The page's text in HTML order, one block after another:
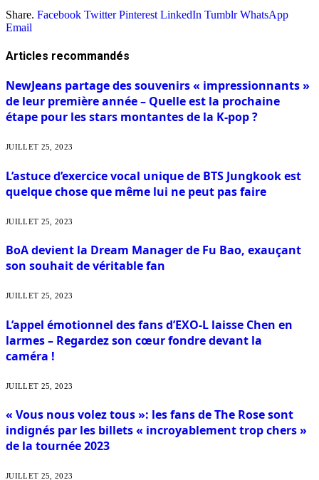
Share. Facebook Twitter Pinterest LinkedIn Tumblr WhatsApp
Email
Articles recommandés
NewJeans partage des souvenirs « impressionnants »
de leur première année – Quelle est la prochaine
étape pour les stars montantes de la K-pop ?
JUILLET 25, 2023
L’astuce d’exercice vocal unique de BTS Jungkook est
quelque chose que même lui ne peut pas faire
JUILLET 25, 2023
BoA devient la Dream Manager de Fu Bao, exauçant
son souhait de véritable fan
JUILLET 25, 2023
L’appel émotionnel des fans d’EXO-L laisse Chen en
larmes – Regardez son cœur fondre devant la
caméra !
JUILLET 25, 2023
« Vous nous volez tous »: les fans de The Rose sont
indignés par les billets « incroyablement trop chers »
de la tournée 2023
JUILLET 25, 2023